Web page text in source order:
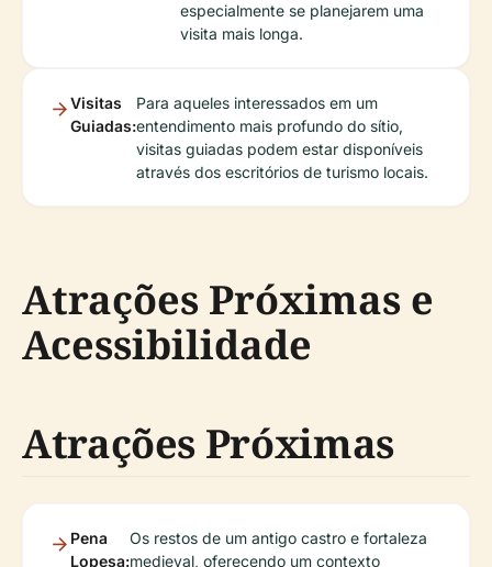
especialmente se planejarem uma
visita mais longa.
Visitas
Guiadas:
Para aqueles interessados em um
entendimento mais profundo do sítio,
visitas guiadas podem estar disponíveis
através dos escritórios de turismo locais.
Atrações Próximas e
Acessibilidade
Atrações Próximas
Pena
Lopesa:
Os restos de um antigo castro e fortaleza
medieval, oferecendo um contexto